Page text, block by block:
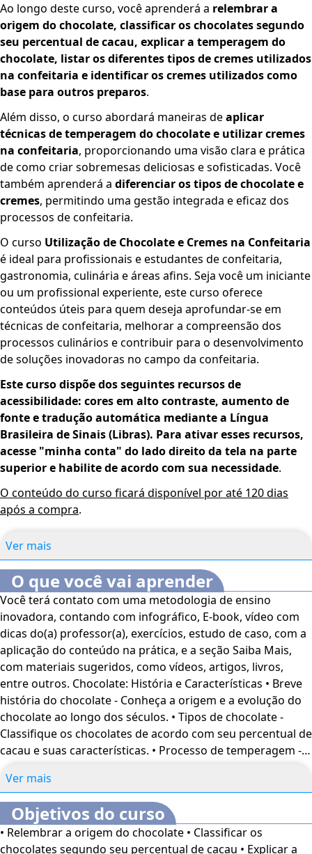
Ao longo deste curso, você aprenderá a relembrar a
origem do chocolate, classificar os chocolates segundo
seu percentual de cacau, explicar a temperagem do
chocolate, listar os diferentes tipos de cremes utilizados
na confeitaria e identificar os cremes utilizados como
base para outros preparos.
Além disso, o curso abordará maneiras deaplicar
técnicas de temperagem do chocolate e utilizar cremes
na confeitaria, proporcionando uma visão clara e prática
de como criar sobremesas deliciosas e sofisticadas. Você
também aprenderá a diferenciar os tipos de chocolate e
cremes, permitindo uma gestão integrada e eficaz dos
processos de confeitaria.
O curso Utilização de Chocolate e Cremes na Confeitaria
é ideal para profissionais e estudantes de confeitaria,
gastronomia, culinária e áreas afins. Seja você um iniciante
ou um profissional experiente, este curso oferece
conteúdos úteis para quem deseja aprofundar-se em
técnicas de confeitaria, melhorar a compreensão dos
processos culinários e contribuir para o desenvolvimento
de soluções inovadoras no campo da confeitaria.
Este curso dispõe dos seguintes recursos de
acessibilidade: cores em alto contraste, aumento de
fonte e tradução automática mediante a Língua
Brasileira de Sinais (Libras). Para ativar esses recursos,
acesse "minha conta" do lado direito da tela na parte
superior e habilite de acordo com sua necessidade.
O conteúdo do curso ficará disponível por até 120 dias
após a compra.
Ver mais
O que você vai aprender
Você terá contato com uma metodologia de ensino
inovadora, contando com infográfico, E-book, vídeo com
dicas do(a) professor(a), exercícios, estudo de caso, com a
aplicação do conteúdo na prática, e a seção Saiba Mais,
com materiais sugeridos, como vídeos, artigos, livros,
entre outros. Chocolate: História e Características • Breve
história do chocolate - Conheça a origem e a evolução do
chocolate ao longo dos séculos. • Tipos de chocolate -
Classifique os chocolates de acordo com seu percentual de
cacau e suas características. • Processo de temperagem -
com textura e brilho perfeitos. Cremes na Confeitaria e
Sobremesas Geladas • Tipos de cremes - Identifique os
diferentes tipos de cremes utilizados na confeitaria. •
Cremes compostos - Aprenda a preparar cremes que
servem como base para outros preparos. • Sorvetes e
Ver mais
Objetivos do curso
• Relembrar a origem do chocolate • Classificar os
chocolates segundo seu percentual de cacau • Explicar a